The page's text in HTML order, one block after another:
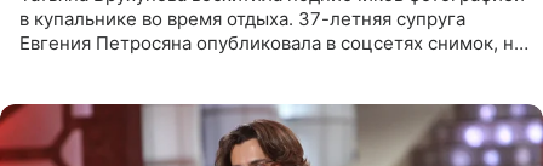
в купальнике во время отдыха. 37-летняя супруга
Евгения Петросяна опубликовала в соцсетях снимок, на